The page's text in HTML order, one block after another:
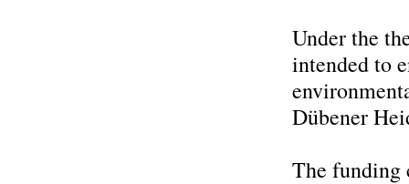
Under the
intended to
Dübener
The funding